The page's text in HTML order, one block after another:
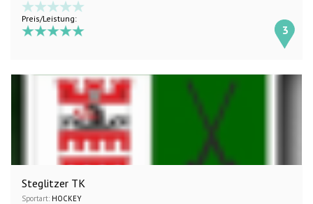
Preis/Leistung:
3
Steglitzer TK
Sportart: HOCKEY